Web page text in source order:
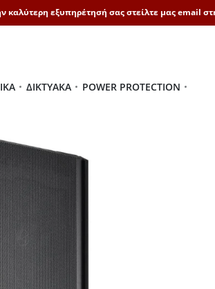
καλύτερη εξυπηρέτησή σας στείλτε μας email
ΔΙΚΤΥΑΚΆ POWER PROTECTION